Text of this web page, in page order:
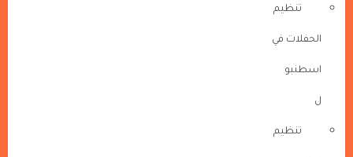
تنظيم
الحفلات في
اسطنبو
ل
تنظيم